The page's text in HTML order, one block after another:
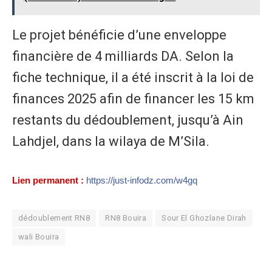
Le projet bénéficie d’une enveloppe
financière de 4 milliards DA. Selon la
fiche technique, il a été inscrit à la loi de
finances 2025 afin de financer les 15 km
restants du dédoublement, jusqu’à Ain
Lahdjel, dans la wilaya de M’Sila.
Lien permanent : https://just-infodz.com/w4gq
dédoublement RN8 RN8 Bouira Sour El Ghozlane Dirah
wali Bouira